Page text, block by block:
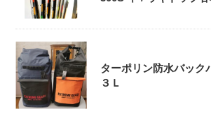
ターポリン防水バック
３Ｌ